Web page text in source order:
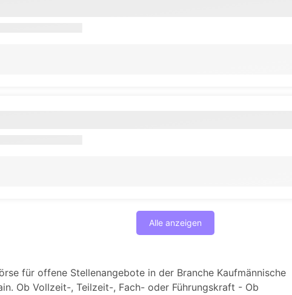
Alle anzeigen
für offene Stellenangebote in der Branche Kaufmännische
Ob Vollzeit-, Teilzeit-, Fach- oder Führungskraft - Ob